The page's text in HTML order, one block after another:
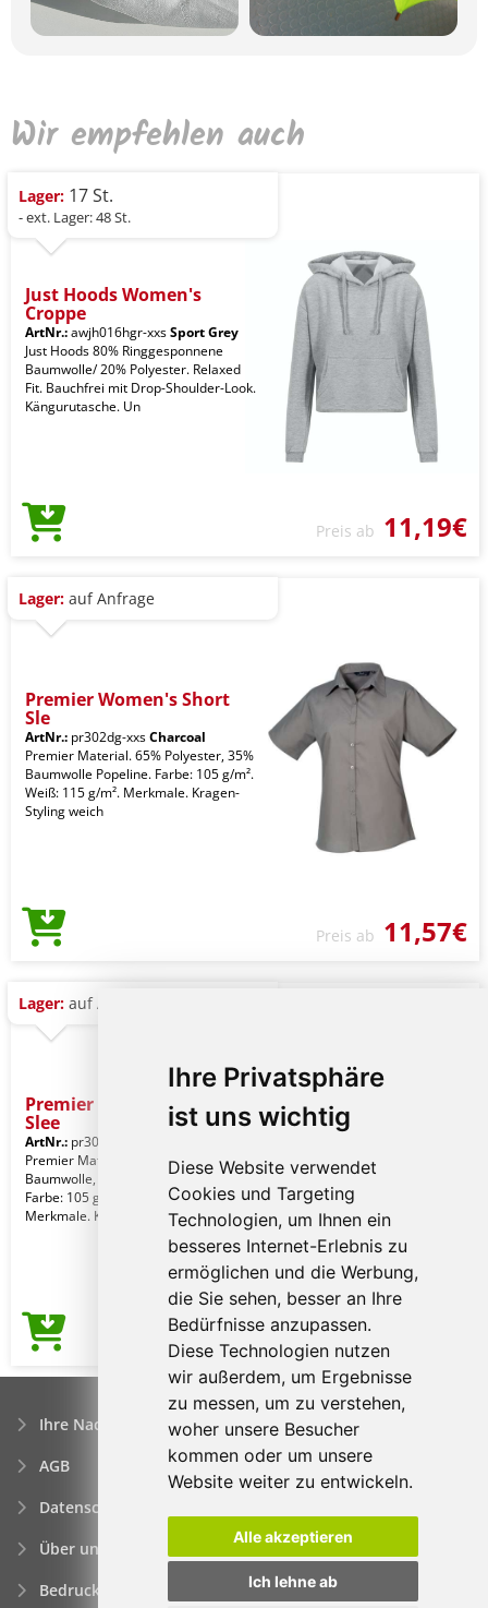
Ihre Privatsphäre
ist uns wichtig
Diese Website verwendet
Cookies und Targeting
Technologien, um Ihnen ein
besseres Internet-Erlebnis zu
ermöglichen und die Werbung,
die Sie sehen, besser an Ihre
Bedürfnisse anzupassen.
Diese Technologien nutzen
wir außerdem, um Ergebnisse
zu messen, um zu verstehen,
woher unsere Besucher
kommen oder um unsere
Website weiter zu entwickeln.
Alle akzeptieren
Ich lehne ab
Wir empfehlen auch
Lager: 17 St.
- ext. Lager: 48 St.
Just Hoods Women's
Croppe
ArtNr.:awjh016hgr-xxsSport Grey
Just Hoods 80% Ringgesponnene
Baumwolle/ 20% Polyester. Relaxed
Fit. Bauchfrei mit Drop-Shoulder-Look.
Kängurutasche. Un
Preis ab 11,19€
Lager: auf Anfrage
Premier Women's Short
Sle
ArtNr.: pr302dg-xxsCharcoal
Premier Material. 65% Polyester, 35%
Baumwolle Popeline. Farbe: 105 g/m².
Weiß: 115 g/m². Merkmale. Kragen-
Styling weich
Preis ab 11,57€
Lager: auf Anfrage
Premier Women's Long
Slee
ArtNr.: pr300dg-xxs
Premier Material. 65% Polyester, 35%
Baumwolle, glattes Popelin-Gewebe.
Farbe: 105 g/m². Weiß: 115 g/m².
Merkmale. Krage
Preis ab
Ihre Nachfrage
AGB
Datenschutzerklärung
Über uns
Bedrucken von Werbeartikeln